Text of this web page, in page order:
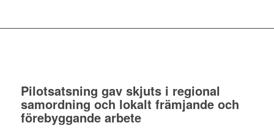
Pilotsatsning gav skjuts i regional
samordning och lokalt främjande och
förebyggande arbete